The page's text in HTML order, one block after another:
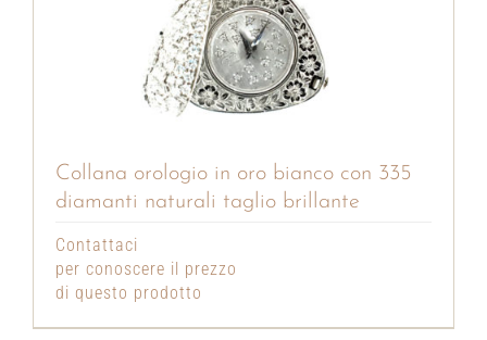
Collana orologio in oro bianco con 335
diamanti naturali taglio brillante
Contattaci
per conoscere il prezzo
di questo prodotto